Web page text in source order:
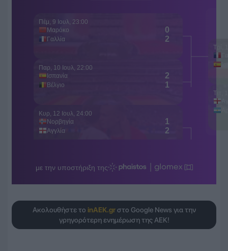
Ακολουθήστε το inAEK.grστο Google News για την
γρηγορότερη ενημέρωση της ΑΕΚ!